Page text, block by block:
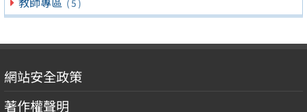
( 5 )
網站安全政策
著作權聲明